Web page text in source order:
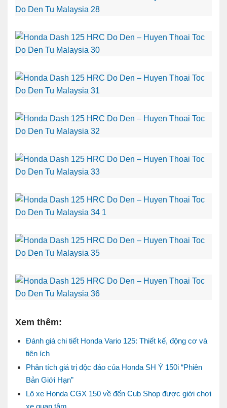
Xem thêm:
Đánh giá chi tiết Honda Vario 125: Thiết kế, động cơ và
tiện ích
Phân tích giá trị độc đáo của Honda SH Ý 150i “Phiên
Bản Giới Hạn”
Lô xe Honda CGX 150 về đến Cub Shop được giới chơi
xe quan tâm